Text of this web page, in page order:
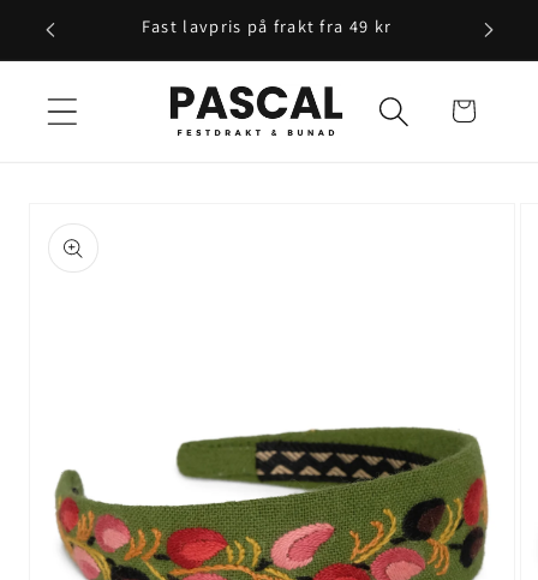
til
innholdet
Fast lavpris på frakt fra 49 kr
Handlekurv